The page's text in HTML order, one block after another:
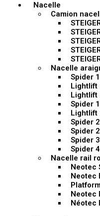
Nacelle
Camion
Nacelle
Spider
Lightlift
Lightlift
Spider
Lightlift
Spider
Spider
Spider
Spider
Nacelle rail
Neotec
Neotec
Neotec
Néotec